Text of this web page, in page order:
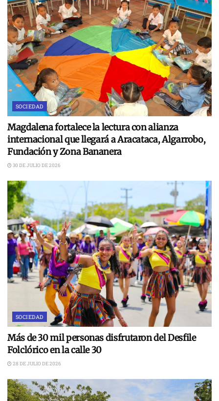
SOCIEDAD
Magdalena fortalece la lectura con alianza
internacional que llegará a Aracataca, Algarrobo,
Fundación y Zona Bananera
30 DE JULIO DE 2026
SOCIEDAD
Más de 30 mil personas disfrutaron del Desfile
Folclórico en la calle 30
28 DE JULIO DE 2026